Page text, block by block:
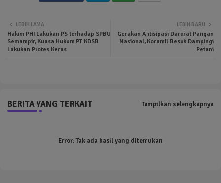
ter tsa
LEBIH BARU
Gerakan Antisipasi Darurat Pangan
Nasional, Koramil Besuk Dampingi
Petani
LEBIH LAMA
Hakim PHI Lakukan PS terhadap SPBU
Semampir, Kuasa Hukum PT KDSB
Lakukan Protes Keras
BERITA YANG TERKAIT Tampilkan selengkapnya
Error:Tak ada hasil yang ditemukan